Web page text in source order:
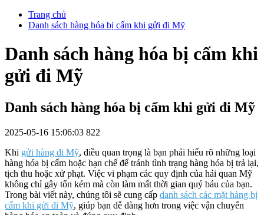
Trang chủ
Danh sách hàng hóa bị cấm khi gửi đi Mỹ
Danh sách hàng hóa bị cấm khi
gửi đi Mỹ
Danh sách hàng hóa bị cấm khi gửi đi Mỹ
2025-05-16 15:06:03 822
Khi gửi hàng đi Mỹ, điều quan trọng là bạn phải hiểu rõ những loại
hàng hóa bị cấm hoặc hạn chế để tránh tình trạng hàng hóa bị trả lại,
tịch thu hoặc xử phạt. Việc vi phạm các quy định của hải quan Mỹ
không chỉ gây tốn kém mà còn làm mất thời gian quý báu của bạn.
Trong bài viết này, chúng tôi sẽ cung cấp danh sách các mặt hàng bị
cấm khi gửi đi Mỹ, giúp bạn dễ dàng hơn trong việc vận chuyển